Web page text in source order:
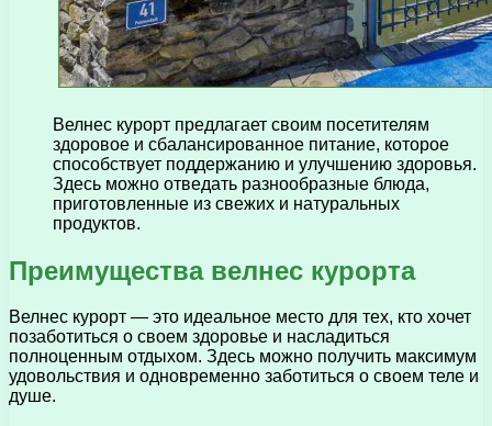
Велнес курорт предлагает своим посетителям
здоровое и сбалансированное питание, которое
способствует поддержанию и улучшению здоровья.
Здесь можно отведать разнообразные блюда,
приготовленные из свежих и натуральных
продуктов.
Преимущества велнес курорта
Велнес курорт — это идеальное место для тех, кто хочет
позаботиться о своем здоровье и насладиться
полноценным отдыхом. Здесь можно получить максимум
удовольствия и одновременно заботиться о своем теле и
душе.